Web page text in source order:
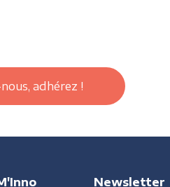
adhérez !
Newsletter